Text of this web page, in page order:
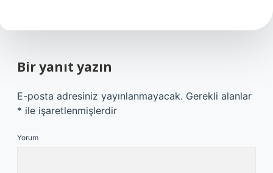
Bir yanıt yazın
E-posta adresiniz yayınlanmayacak. Gerekli alanlar
* ile işaretlenmişlerdir
Yorum